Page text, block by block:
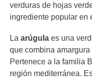
verduras de hojas
ingrediente popular en
La arúgula es una
que combina
Pertenece a la familia
región mediterránea.